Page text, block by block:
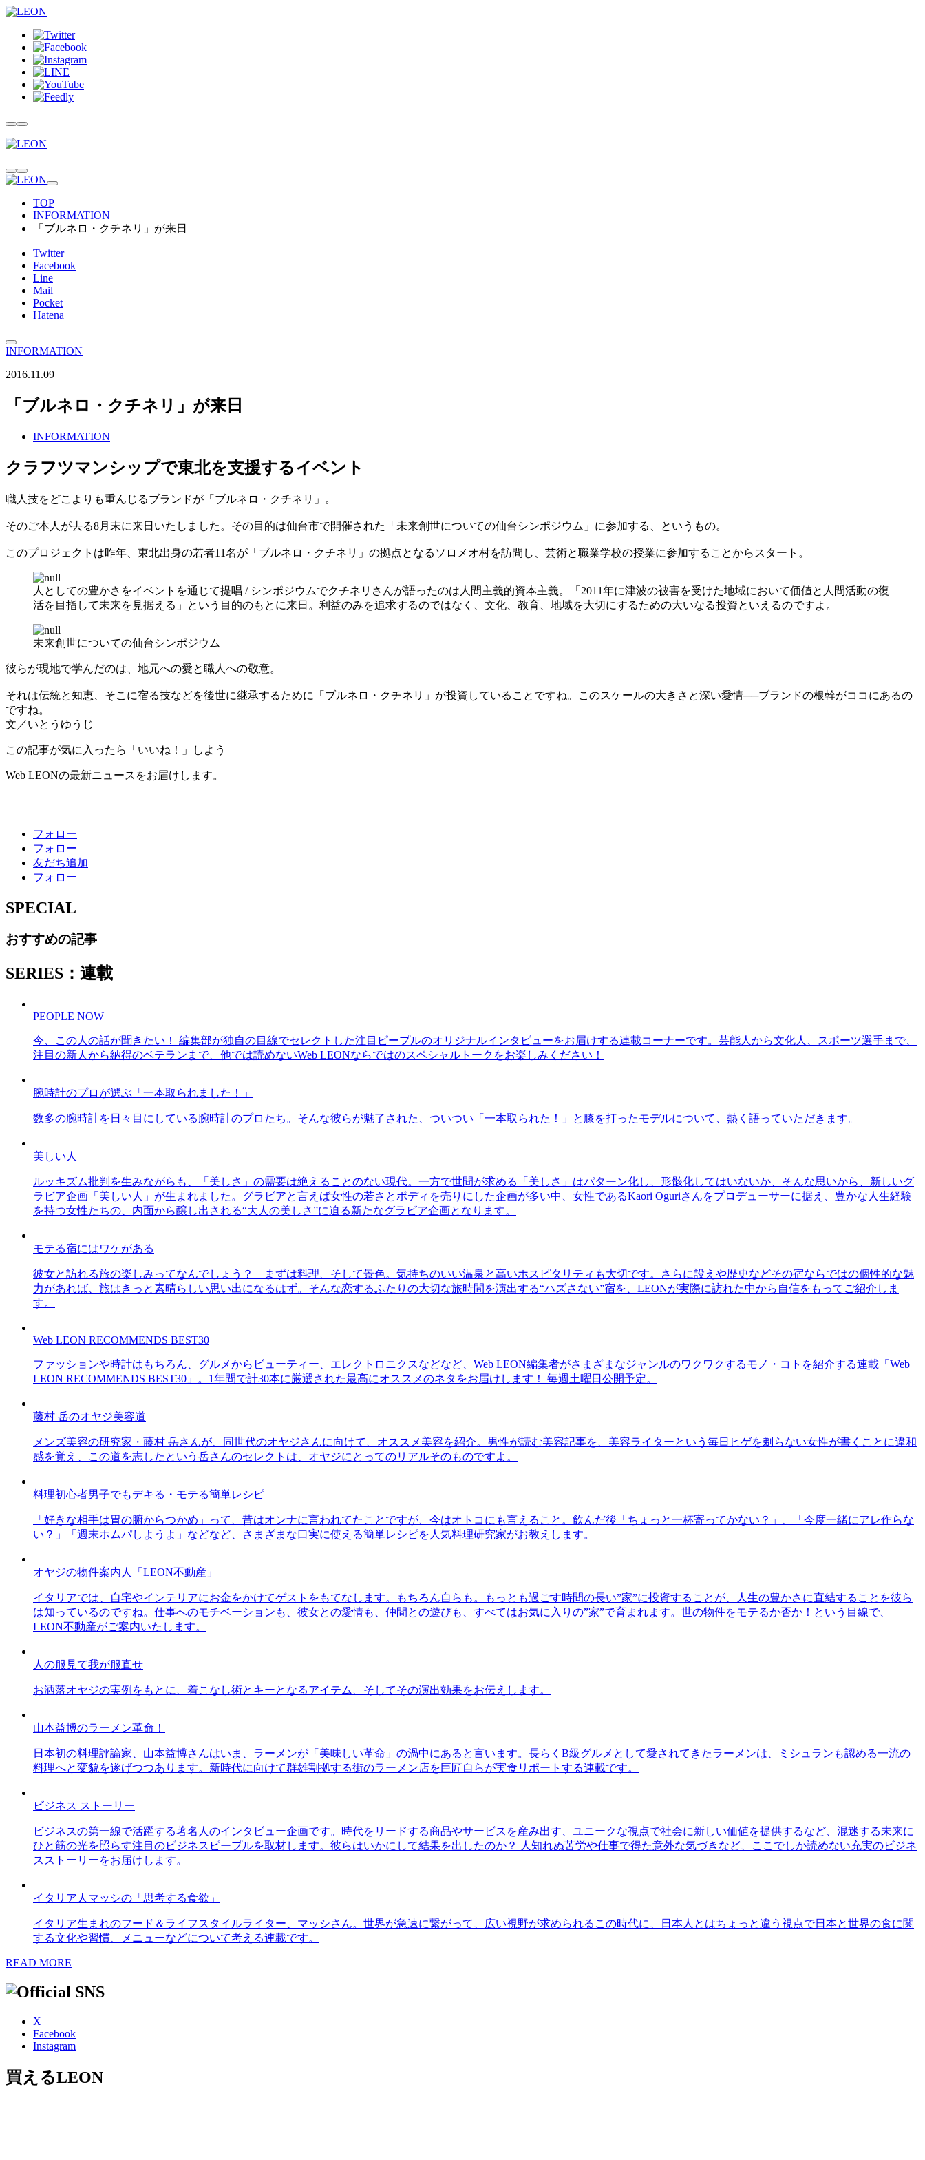
TOP
INFORMATION
「ブルネロ・クチネリ」が来日
Twitter
Facebook
Line
Mail
Pocket
Hatena
INFORMATION
2016.11.09
「ブルネロ・クチネリ」が来日
INFORMATION
クラフツマンシップで東北を支援するイベント
職人技をどこよりも重んじるブランドが「ブルネロ・クチネリ」。
そのご本人が去る8月末に来日いたしました。その目的は仙台市で開催された「未来創世についての仙台シンポジウム」に参加する、というもの。
このプロジェクトは昨年、東北出身の若者11名が「ブルネロ・クチネリ」の拠点となるソロメオ村を訪問し、芸術と職業学校の授業に参加することからスタート。
人としての豊かさをイベントを通じて提唱 / シンポジウムでクチネリさんが語ったのは人間主義的資本主義。「2011年に津波の被害を受けた地域において価値と人間活動の復
活を目指して未来を見据える」という目的のもとに来日。利益のみを追求するのではなく、文化、教育、地域を大切にするための大いなる投資といえるのですよ。
未来創世についての仙台シンポジウム
彼らが現地で学んだのは、地元への愛と職人への敬意。
それは伝統と知恵、そこに宿る技などを後世に継承するために「ブルネロ・クチネリ」が投資していることですね。このスケールの大きさと深い愛情──ブランドの根幹がココにあるの
ですね。
文／いとうゆうじ
この記事が気に入ったら「いいね！」しよう
Web LEONの最新ニュースをお届けします。
フォロー
フォロー
友だち追加
フォロー
SPECIAL
おすすめの記事
SERIES：連載
PEOPLE NOW
今、この人の話が聞きたい！ 編集部が独自の目線でセレクトした注目ピープルのオリジナルインタビューをお届けする連載コーナーです。芸能人から文化人、スポーツ選手まで、
注目の新人から納得のベテランまで、他では読めないWeb LEONならではのスペシャルトークをお楽しみください！
腕時計のプロが選ぶ「一本取られました！」
数多の腕時計を日々目にしている腕時計のプロたち。そんな彼らが魅了された、ついつい「一本取られた！」と膝を打ったモデルについて、熱く語っていただきます。
美しい人
ルッキズム批判を生みながらも、「美しさ」の需要は絶えることのない現代。一方で世間が求める「美しさ」はパターン化し、形骸化してはいないか、そんな思いから、新しいグ
ラビア企画「美しい人」が生まれました。グラビアと言えば女性の若さとボディを売りにした企画が多い中、女性であるKaori Oguriさんをプロデューサーに据え、豊かな人生経験
を持つ女性たちの、内面から醸し出される“大人の美しさ”に迫る新たなグラビア企画となります。
モテる宿にはワケがある
彼女と訪れる旅の楽しみってなんでしょう？ まずは料理、そして景色。気持ちのいい温泉と高いホスピタリティも大切です。さらに設えや歴史などその宿ならではの個性的な魅
力があれば、旅はきっと素晴らしい思い出になるはず。そんな恋するふたりの大切な旅時間を演出する“ハズさない”宿を、LEONが実際に訪れた中から自信をもってご紹介しま
す。
Web LEON RECOMMENDS BEST30
ファッションや時計はもちろん、グルメからビューティー、エレクトロニクスなどなど、Web LEON編集者がさまざまなジャンルのワクワクするモノ・コトを紹介する連載「Web
LEON RECOMMENDS BEST30」。1年間で計30本に厳選された最高にオススメのネタをお届けします！ 毎週土曜日公開予定。
藤村 岳のオヤジ美容道
メンズ美容の研究家・藤村 岳さんが、同世代のオヤジさんに向けて、オススメ美容を紹介。男性が読む美容記事を、美容ライターという毎日ヒゲを剃らない女性が書くことに違和
感を覚え、この道を志したという岳さんのセレクトは、オヤジにとってのリアルそのものですよ。
料理初心者男子でもデキる・モテる簡単レシピ
「好きな相手は胃の腑からつかめ」って、昔はオンナに言われてたことですが、今はオトコにも言えること。飲んだ後「ちょっと一杯寄ってかない？」、「今度一緒にアレ作らな
い？」「週末ホムパしようよ」などなど、さまざまな口実に使える簡単レシピを人気料理研究家がお教えします。
オヤジの物件案内人「LEON不動産」
イタリアでは、自宅やインテリアにお金をかけてゲストをもてなします。もちろん自らも。もっとも過ごす時間の長い”家”に投資することが、人生の豊かさに直結することを彼ら
は知っているのですね。仕事へのモチベーションも、彼女との愛情も、仲間との遊びも、すべてはお気に入りの”家”で育まれます。世の物件をモテるか否か！という目線で、
LEON不動産がご案内いたします。
人の服見て我が服直せ
お洒落オヤジの実例をもとに、着こなし術とキーとなるアイテム、そしてその演出効果をお伝えします。
山本益博のラーメン革命！
日本初の料理評論家、山本益博さんはいま、ラーメンが「美味しい革命」の渦中にあると言います。長らくB級グルメとして愛されてきたラーメンは、ミシュランも認める一流の
料理へと変貌を遂げつつあります。新時代に向けて群雄割拠する街のラーメン店を巨匠自らが実食リポートする連載です。
ビジネス ストーリー
ビジネスの第一線で活躍する著名人のインタビュー企画です。時代をリードする商品やサービスを産み出す、ユニークな視点で社会に新しい価値を提供するなど、混迷する未来に
ひと筋の光を照らす注目のビジネスピープルを取材します。彼らはいかにして結果を出したのか？ 人知れぬ苦労や仕事で得た意外な気づきなど、ここでしか読めない充実のビジネ
スストーリーをお届けします。
イタリア人マッシの「思考する食欲」
イタリア生まれのフード＆ライフスタイルライター、マッシさん。世界が急速に繋がって、広い視野が求められるこの時代に、日本人とはちょっと違う視点で日本と世界の食に関
する文化や習慣、メニューなどについて考える連載です。
READ MORE
X
Facebook
Instagram
買えるLEON